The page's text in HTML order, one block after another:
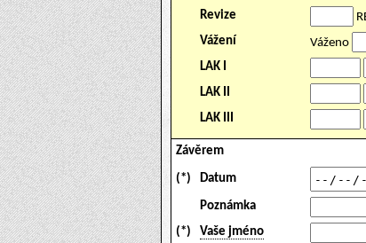
Revize
Vážení
Váženo
LAK I
LAK II
LAK III
Závěrem
(*) Datum
Poznámka
(*)
Vaše jméno